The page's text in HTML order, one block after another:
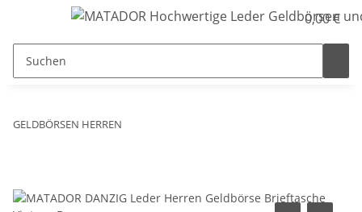
0,00 €
GELDBÖRSEN HERREN